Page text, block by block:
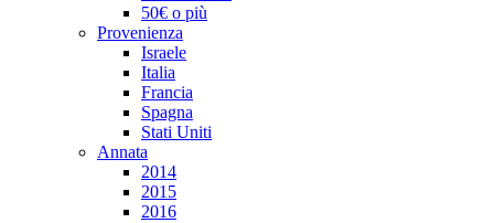
50€ o più
Provenienza
Israele
Italia
Francia
Spagna
Stati Uniti
Annata
2014
2015
2016